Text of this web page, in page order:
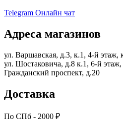
Telegram Онлайн чат
Адреса магазинов
ул. Варшавская, д.3, к.1, 4-й этаж,
ул. Шостаковича, д.8 к.1, 6-й этаж,
Гражданский проспект, д.20
Доставка
По СПб - 2000 ₽